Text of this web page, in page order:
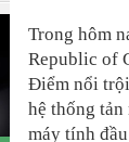
Trong hôm
Republic of
Điểm nổi
hệ thống
máy tính